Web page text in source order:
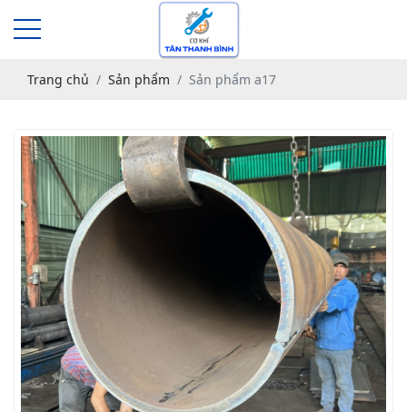
Trang chủ Sản phẩm Sản phẩm a17